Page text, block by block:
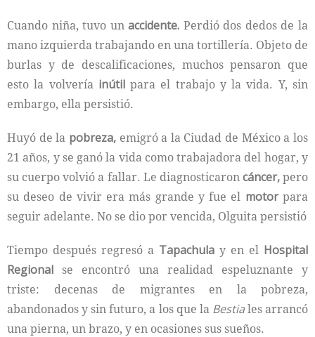
Cuando niña, tuvo unaccidente. Perdió dos dedos de la
mano izquierda trabajando en una tortillería. Objeto de
burlas y de descalificaciones, muchos pensaron que
esto la volvería inútilpara el trabajo y la vida. Y, sin
embargo, ella persistió.
Huyó de la pobreza,emigró a la Ciudad de México a los
21 años, y se ganó la vida como trabajadora del hogar, y
su cuerpo volvió a fallar. Le diagnosticaroncáncer,pero
su deseo de vivir era más grande y fue el motorpara
seguir adelante. No se dio por vencida, Olguita persistió
Tiempo después regresó a Tapachula y en el Hospital
Regional se encontró una realidad espeluznante y
triste: decenas de migrantes en la pobreza,
abandonados y sin futuro, a los que la Bestiales arrancó
una pierna, un brazo, y en ocasiones sus sueños.